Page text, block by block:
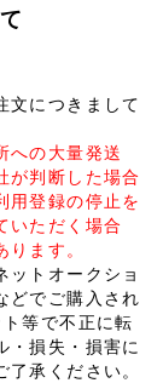
文につきまして
への大量発送
が判断した場合
用登録の停止を
いただく場合
ます。
ットオークショ
どでご購入され
等で不正に転
・損失・損害に
承ください。